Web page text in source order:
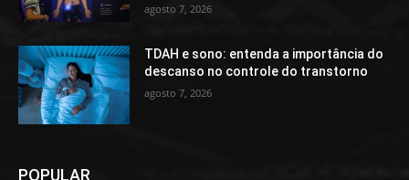
agosto 7, 2026
TDAH e sono: entenda a importância do
descanso no controle do transtorno
agosto 7, 2026
POPULAR